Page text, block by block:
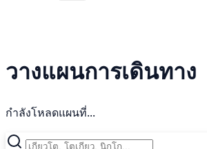
วางแผนการเดินทาง
กำลังโหลดแผนที่...